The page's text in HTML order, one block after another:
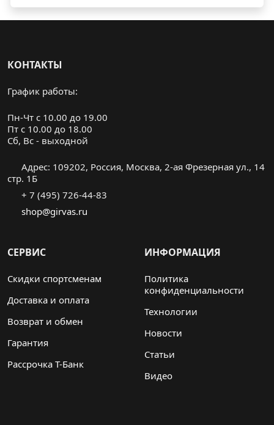
КОНТАКТЫ
График работы:
Пн-Чт с 10.00 до 19.00
Пт с 10.00 до 18.00
Cб, Вс - выходной
Адрес: 109202, Россия, Москва, 2-ая Фрезерная ул., 14
стр. 1Б
+ 7 (495) 726-44-83
shop@girvas.ru
СЕРВИС
Скидки спортсменам
Доставка и оплата
Возврат и обмен
Гарантия
Рассрочка Т-Банк
ИНФОРМАЦИЯ
Политика
конфиденциальности
Технологии
Новости
Статьи
Видео